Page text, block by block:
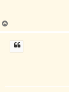
ب
ا